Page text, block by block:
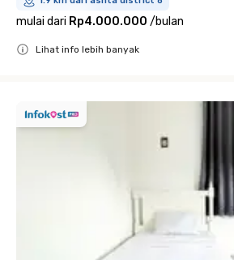
mulai dari Rp4.000.000 /bulan
Lihat info lebih banyak